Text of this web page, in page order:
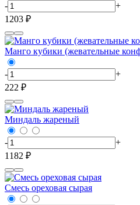
-
+
1203 ₽
Манго кубики (жевательные
-
+
222 ₽
Миндаль жареный
-
+
1182 ₽
Смесь ореховая сырая